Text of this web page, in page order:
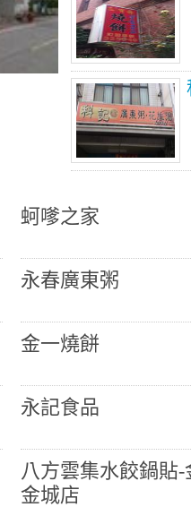
蚵嗲之家
永春廣東粥
金一燒餅
永記食品
八方雲集水餃鍋貼-
金城店